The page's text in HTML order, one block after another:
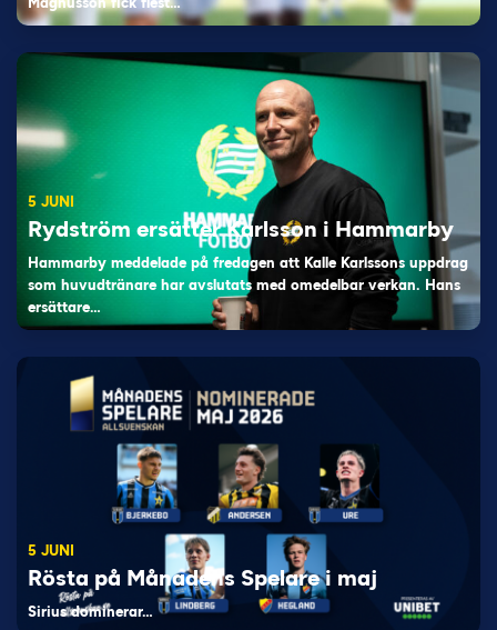
5 JUNI
Rydström ersätter Karlsson i Hammarby
Hammarby meddelade på fredagen att Kalle Karlssons uppdrag
som huvudtränare har avslutats med omedelbar verkan. Hans
ersättare…
5 JUNI
Rösta på Månadens Spelare i maj
Sirius dominerar…